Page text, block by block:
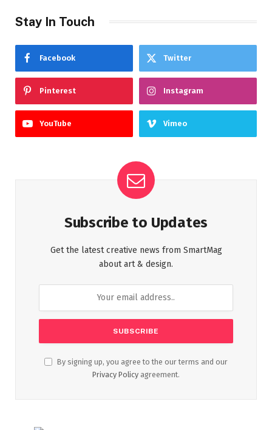
Stay In Touch
Facebook Twitter
Pinterest Instagram
YouTube Vimeo
Subscribe to Updates
Get the latest creative news from SmartMag
about art & design.
By signing up, you agree to the our terms and our
Privacy Policy agreement.